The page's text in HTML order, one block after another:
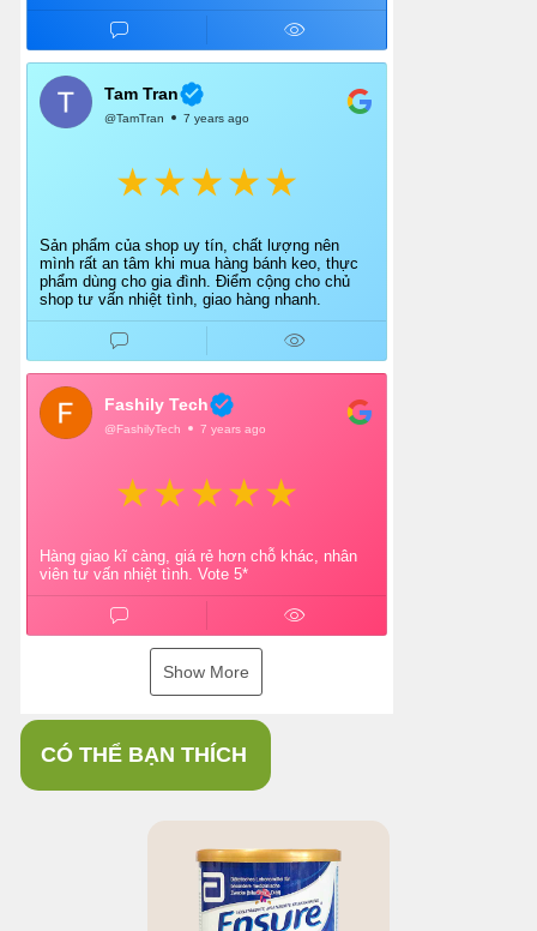
Tam Tran
@TamTran 7 years ago
Sản phẩm của shop uy tín, chất lượng nên
mình rất an tâm khi mua hàng bánh keo, thực
phẩm dùng cho gia đình. Điểm cộng cho chủ
shop tư vấn nhiệt tình, giao hàng nhanh.
Fashily Tech
@FashilyTech 7 years ago
Hàng giao kĩ càng, giá rẻ hơn chỗ khác, nhân
viên tư vấn nhiệt tình. Vote 5*
Show More
CÓ THỂ BẠN THÍCH